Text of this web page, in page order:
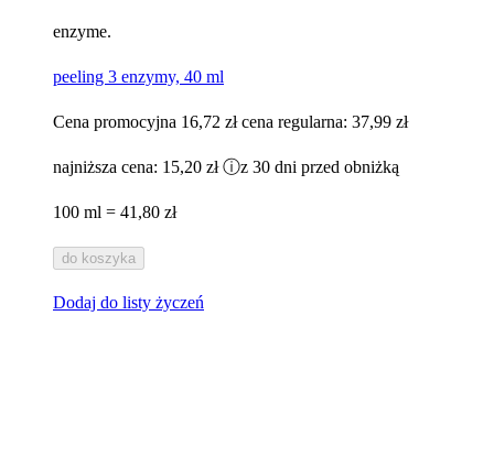
enzyme.
peeling 3 enzymy, 40 ml
Cena promocyjna 16,72 zł cena regularna: 37,99 zł
najniższa cena: 15,20 zł ⓘz 30 dni przed obniżką
100 ml = 41,80 zł
do koszyka
Dodaj do listy życzeń